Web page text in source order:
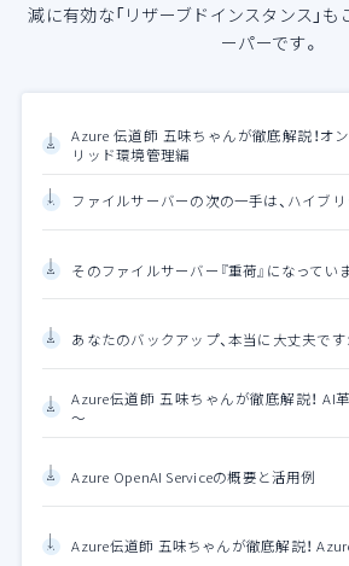
減に有効な「リザーブドインスタンス」
ーパーです。
Azure 伝道師 五味ちゃんが徹底解説！オ
リッド環境管理編
ファイルサーバーの次の一手は、ハイブ
そのファイルサーバー『重荷』になってい
あなたのバックアップ、本当に大丈夫です
Azure伝道師 五味ちゃんが徹底解説！ AI
～
Azure OpenAI Serviceの概要と活用例
Azure伝道師 五味ちゃんが徹底解説！